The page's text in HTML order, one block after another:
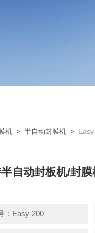
机 >半自动封膜机 >
自动封板机/封
：Easy-200